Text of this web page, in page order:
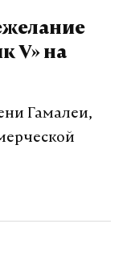
V» на
Гамалеи,